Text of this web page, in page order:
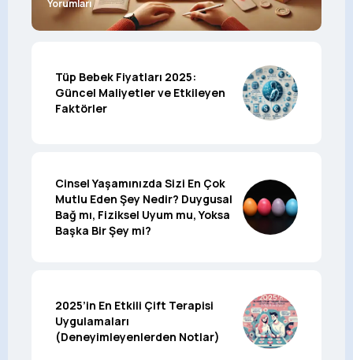
Yorumları
Tüp Bebek Fiyatları 2025:
Güncel Maliyetler ve Etkileyen
Faktörler
Cinsel Yaşamınızda Sizi En Çok
Mutlu Eden Şey Nedir? Duygusal
Bağ mı, Fiziksel Uyum mu, Yoksa
Başka Bir Şey mi?
2025’in En Etkili Çift Terapisi
Uygulamaları
(Deneyimleyenlerden Notlar)